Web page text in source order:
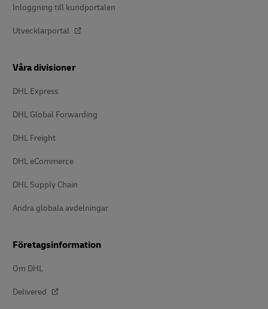
Inloggning till kundportalen
Utvecklarportal
Våra divisioner
DHL Express
DHL Global Forwarding
DHL Freight
DHL eCommerce
DHL Supply Chain
Andra globala avdelningar
Företagsinformation
Om DHL
Delivered